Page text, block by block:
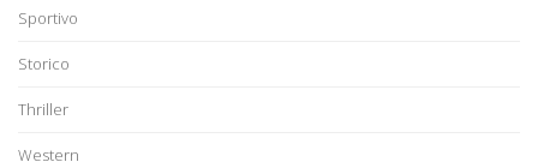
Sportivo
Storico
Thriller
Western